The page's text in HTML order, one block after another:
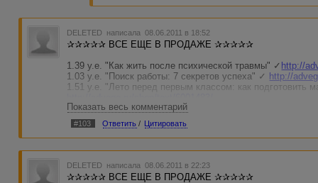
DELETED написала 08.06.2011 в 18:52
✰✰✰✰✰ ВСЕ ЕЩЕ В ПРОДАЖЕ ✰✰✰✰✰
1.39 у.е. "Как жить после психической травмы" ✓ http://
1.03 у.е. "Поиск работы: 7 секретов успеха" ✓ http://
1.51 у.е. "Лето перед первым классом: как подготовить
1.21 у.е. "Как развивать у ребенка критическое
1.05 у.е. "Дизайн интерьера детской для ребенка-
1.04 у.е. "7 профессиональных приемов декоратора" ✓
1.58 у.е. "6 ошибок в оформлении интерьера" ✓http://
Показать весь комментарий
#103 Ответить / Цитировать
DELETED написала 08.06.2011 в 22:23
✰✰✰✰✰ ВСЕ ЕЩЕ В ПРОДАЖЕ ✰✰✰✰✰